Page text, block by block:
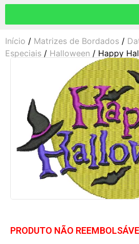
Início / Matrizes de Bordados /
Especiais / Halloween / Happy
PRODUTO NÃO